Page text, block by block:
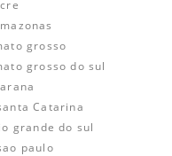
grosso
grosso do sul
Catarina
grande do sul
paulo